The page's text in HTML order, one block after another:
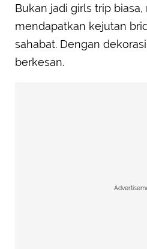
Bukan jadi girls trip
mendapatkan kejutan
sahabat. Dengan
berkesan.